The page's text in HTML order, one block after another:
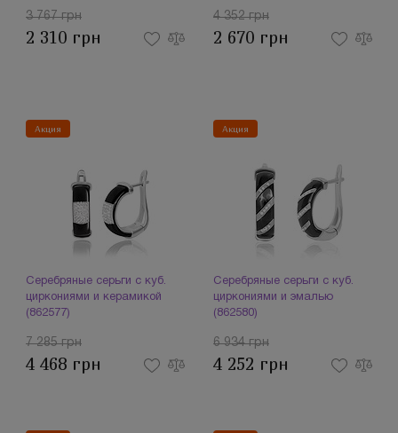
3 767 грн
2 310 грн
4 352 грн
2 670 грн
Акция
Серебряные серьги с куб.
циркониями и керамикой
(862577)
7 285 грн
4 468 грн
Акция
Серебряные серьги с куб.
циркониями и эмалью
(862580)
6 934 грн
4 252 грн